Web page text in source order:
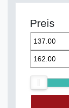
Preis